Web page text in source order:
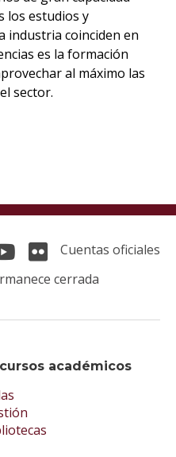
los estudios y
industria coinciden en
es la formación
al máximo las
sector.
académicos
Cuentas oficiales
cerrada